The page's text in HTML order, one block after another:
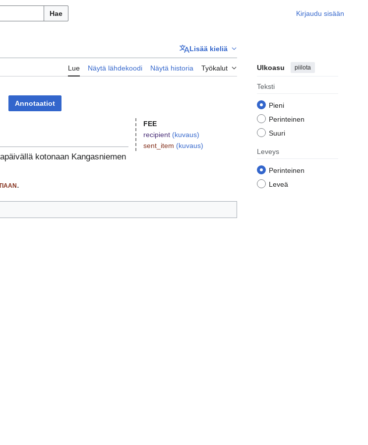
Hae Kirjaudu sisään
Lisää kieliä
Lue Näytä lähdekoodi Näytä historia Työkalut Ulkoasu piilota
Teksti
Pieni
Perinteinen
Suuri
Leveys
Perinteinen
Leveä
Annotaatiot
kotonaan Kangasniemen
.
FEE
recipient (kuvaus)
sent_item (kuvaus)